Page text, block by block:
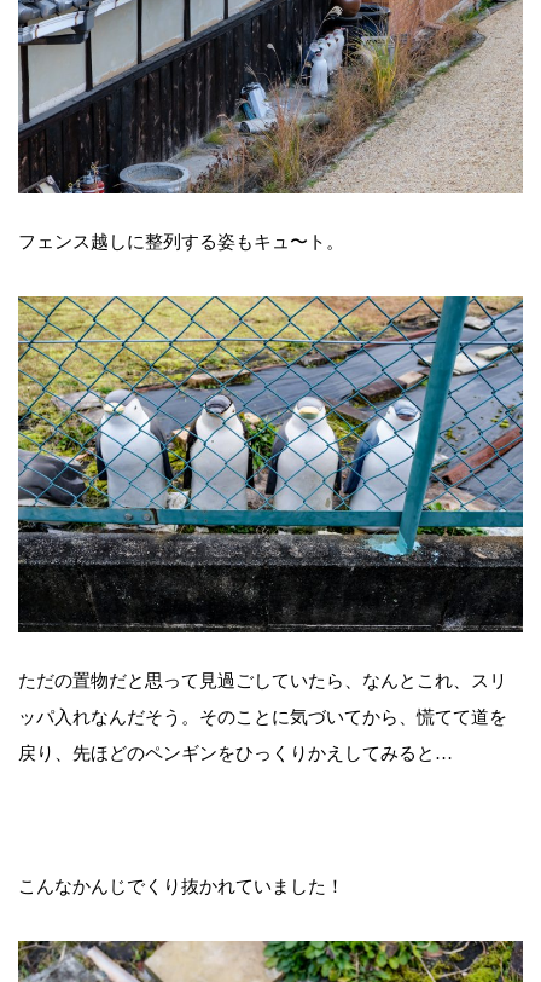
フェンス越しに整列する姿もキュ〜ト。
ただの置物だと思って見過ごしていたら、なんとこれ、スリ
ッパ入れなんだそう。そのことに気づいてから、慌てて道を
戻り、先ほどのペンギンをひっくりかえしてみると…
こんなかんじでくり抜かれていました！